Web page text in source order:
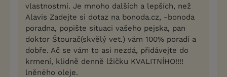
vlastnostmi. Je mnoho dalších a lepších, než
Alavis Zadejte si dotaz na bonoda.cz, -bonoda
poradna, popište situaci vašeho pejska, pan
doktor Štourač(skvělý vet.) vám 100% poradí a
dobře. Ač se vám to asi nezdá, přidávejte do
krmení, klidně denně lžičku KVALITNÍHO!!!!
lněného oleje.